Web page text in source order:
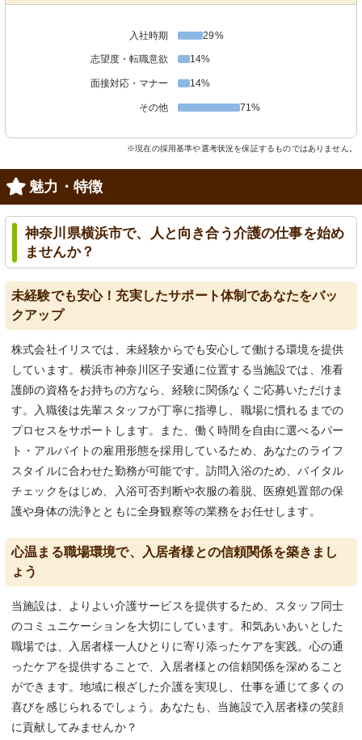
入社時期 29%
志望度・転職意欲 14%
面接対応・マナー 14%
その他 71%
※現在の採用基準や選考状況を保証するものではありません。
魅力・特徴
神奈川県横浜市で、人と向き合う介護の仕事を始め
ませんか？
未経験でも安心！充実したサポート体制であなたをバッ
クアップ
株式会社イリスでは、未経験からでも安心して働ける環境を提供
しています。横浜市神奈川区子安通に位置する当施設では、准看
護師の資格をお持ちの方なら、経験に関係なくご応募いただけま
す。入職後は先輩スタッフが丁寧に指導し、職場に慣れるまでの
プロセスをサポートします。また、働く時間を自由に選べるパー
ト・アルバイトの雇用形態を採用しているため、あなたのライフ
スタイルに合わせた勤務が可能です。訪問入浴のため、バイタル
チェックをはじめ、入浴可否判断や衣服の着脱、医療処置部の保
護や身体の洗浄とともに全身観察等の業務をお任せします。
心温まる職場環境で、入居者様との信頼関係を築きまし
ょう
当施設は、よりよい介護サービスを提供するため、スタッフ同士
のコミュニケーションを大切にしています。和気あいあいとした
職場では、入居者様一人ひとりに寄り添ったケアを実践。心の通
ったケアを提供することで、入居者様との信頼関係を深めること
ができます。地域に根ざした介護を実現し、仕事を通じて多くの
喜びを感じられるでしょう。あなたも、当施設で入居者様の笑顔
に貢献してみませんか？